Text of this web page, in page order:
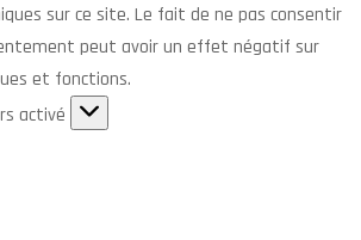
sur ce site. Le fait de ne pas consentir
peut avoir un effet négatif sur
et fonctions.
activé